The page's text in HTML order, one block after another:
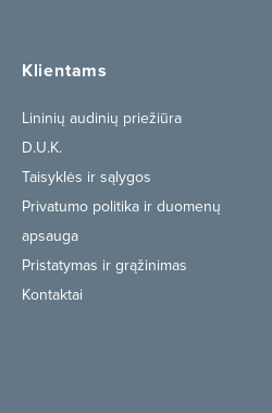
Klientams
Lininių audinių priežiūra
D.U.K.
Taisyklės ir sąlygos
Privatumo politika ir duomenų
apsauga
Pristatymas ir grąžinimas
Kontaktai